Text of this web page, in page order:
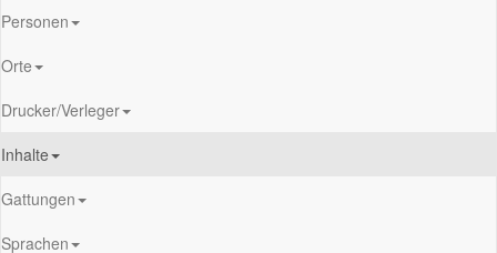
Personen
Orte
Drucker/Verleger
Inhalte
Gattungen
Sprachen